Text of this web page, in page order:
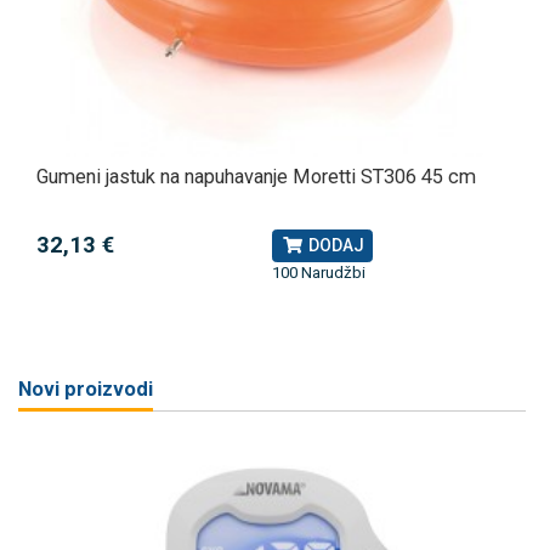
Gumeni jastuk na napuhavanje Moretti ST306 45 cm
32,13 € DODAJ
100 Narudžbi
Novi proizvodi